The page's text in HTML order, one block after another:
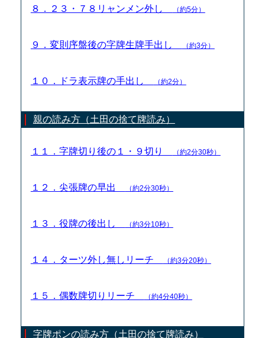
８．２３・７８リャンメン外し （約5分）
９．変則序盤後の字牌生牌手出し （約3分）
１０．ドラ表示牌の手出し （約2分）
親の読み方（土田の捨て牌読み）
１１．字牌切り後の１・９切り （約2分30秒）
１２．尖張牌の早出 （約2分30秒）
１３．役牌の後出し （約3分10秒）
１４．ターツ外し無しリーチ （約3分20秒）
１５．偶数牌切りリーチ （約4分40秒）
字牌ポンの読み方（土田の捨て牌読み）